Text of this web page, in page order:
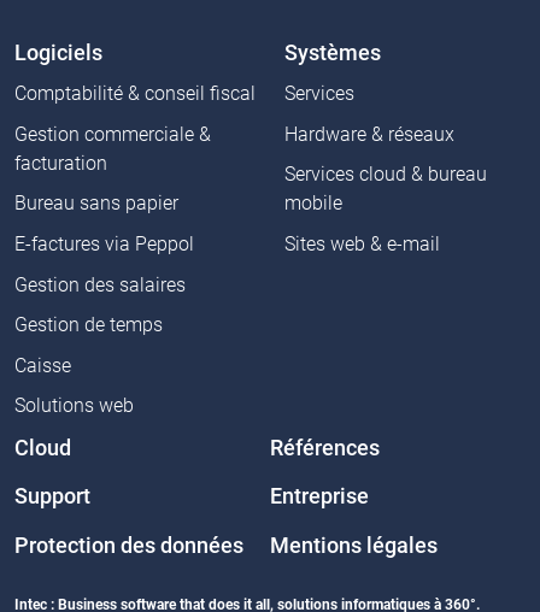
Logiciels
Comptabilité & conseil fiscal
Gestion commerciale &
facturation
Bureau sans papier
E-factures via Peppol
Gestion des salaires
Gestion de temps
Caisse
Solutions web
Systèmes
Services
Hardware & réseaux
Services cloud & bureau
mobile
Sites web & e-mail
Cloud Références
Support Entreprise
Protection des données Mentions légales
Intec : Business software that does it all, solutions informatiques à 360°.